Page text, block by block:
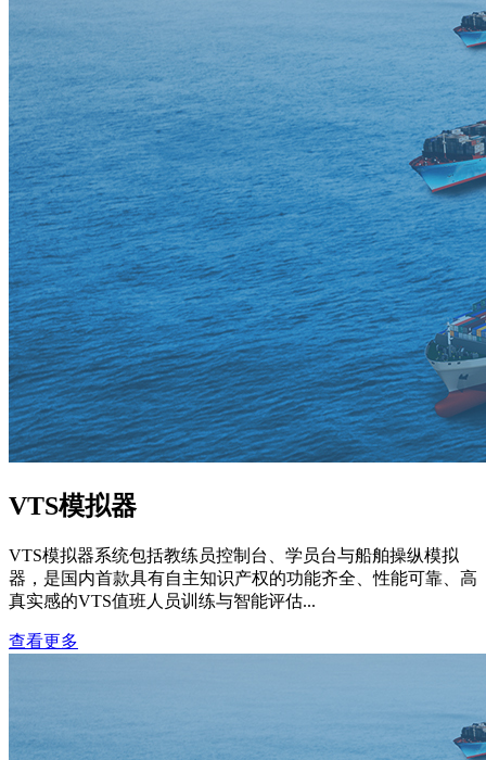
VTS模拟器
VTS模拟器系统包括教练员控制台、学员台与船舶操纵模拟
器，是国内首款具有自主知识产权的功能齐全、性能可靠、高
真实感的VTS值班人员训练与智能评估...
查看更多